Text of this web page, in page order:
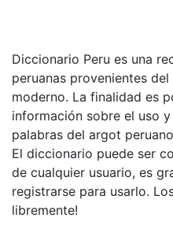
Diccionario Peru es una
peruanas provenientes
moderno. La finalidad es
información sobre el uso
palabras del argot
El diccionario puede ser
de cualquier usuario, es
registrarse para usarlo.
libremente!